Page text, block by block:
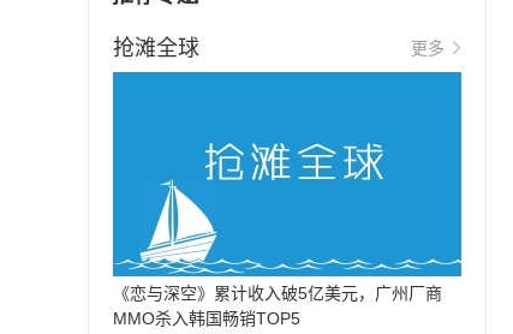
抢滩全球 更多
《恋与深空》累计收入破5亿美元，广州厂商
MMO杀入韩国畅销TOP5